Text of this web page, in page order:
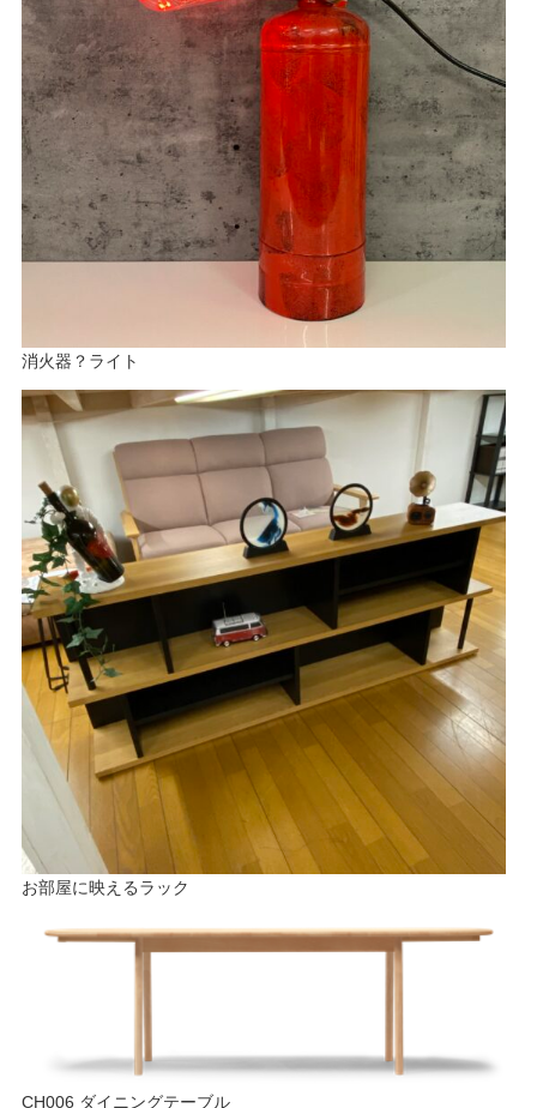
消火器？ライト
お部屋に映えるラック
CH006 ダイニングテーブル